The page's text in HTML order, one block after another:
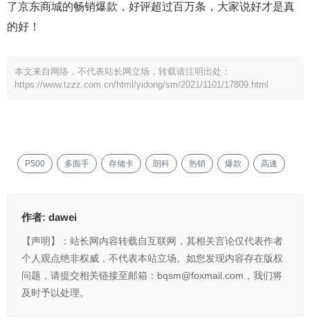
了京东商城的畅销爆款，好评超过百万条，大家说好才是真
的好！
本文来自网络，不代表站长网立场，转载请注明出处：
https://www.tzzz.com.cn/html/yidong/sm/2021/1101/17809.html
P500 多面手 存储卡 朗科 热销 爆款 高速
作者: dawei
【声明】：站长网内容转载自互联网，其相关言论仅代表作者
个人观点绝非权威，不代表本站立场。如您发现内容存在版权
问题，请提交相关链接至邮箱：bqsm@foxmail.com，我们将
及时予以处理。